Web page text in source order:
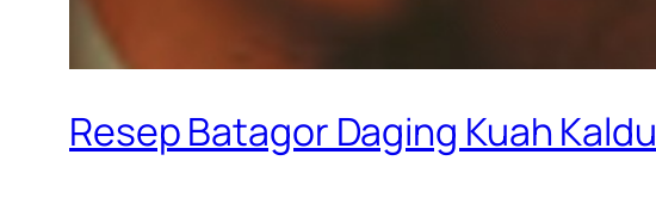
Resep Batagor Daging Kuah Kaldu